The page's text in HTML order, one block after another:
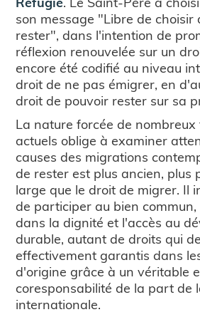
son message "Libre de choisir
rester", dans l'intention de
réflexion renouvelée sur un
encore été codifié au niveau
droit de ne pas émigrer, en
droit de pouvoir rester sur sa
La nature forcée de
actuels oblige à examiner
causes des migrations
de rester est plus ancien, plus
large que le droit de migrer. Il
de participer au bien
dans la dignité et l'accès au
durable, autant de droits qui
effectivement garantis dans
d'origine grâce à un véritable
coresponsabilité de la part de
internationale.